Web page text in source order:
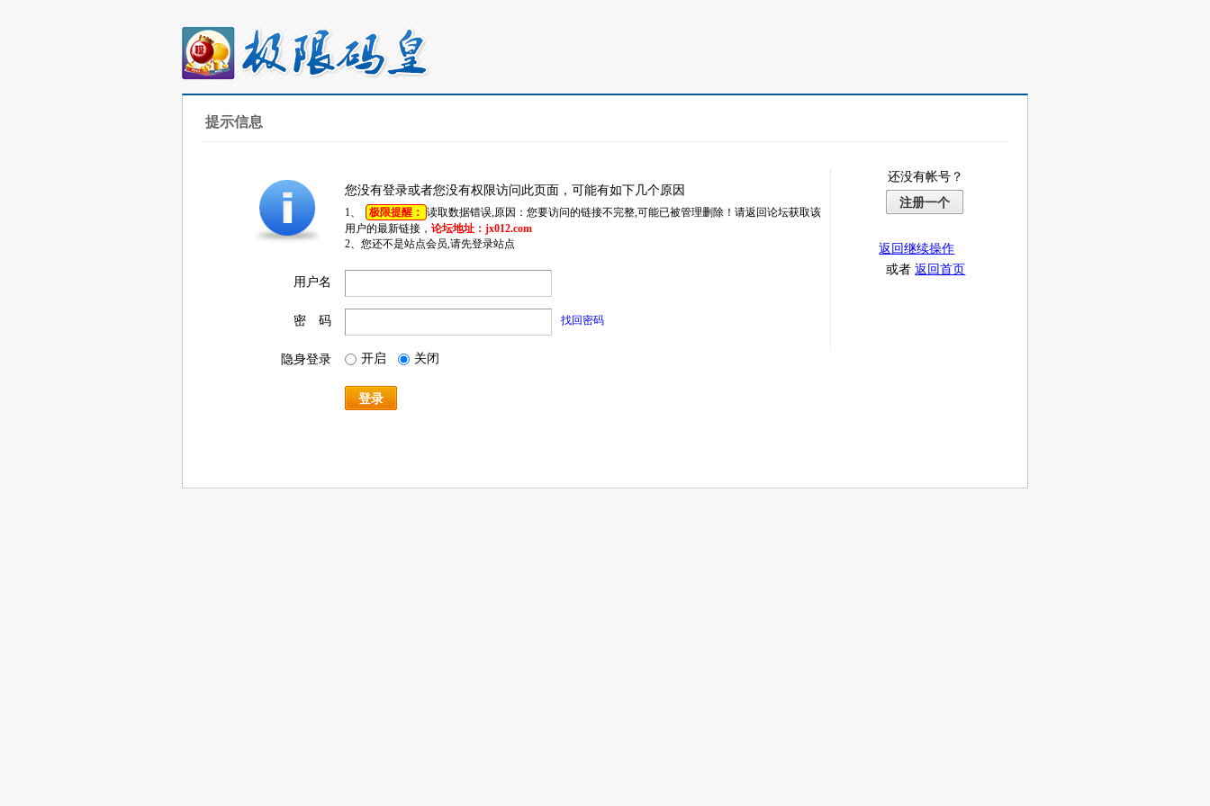
提示信息
您没有登录或者您没有权限访问此页面，可能有如下几个原因
1、 极限提醒： 读取数据错误,原因：您要访问的链接不完整,可能已被管理删除！请返回论坛获取该
用户的最新链接， 论坛地址：jx012.com
2、您还不是站点会员,请先登录站点
用户名
密 码 找回密码
隐身登录 开启 关闭
登录
还没有帐号？
注册一个
返回继续操作
或者返回首页